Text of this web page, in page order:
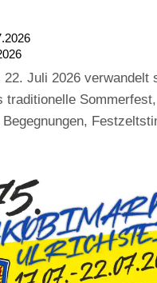
22. Juli 2026
traditionelle